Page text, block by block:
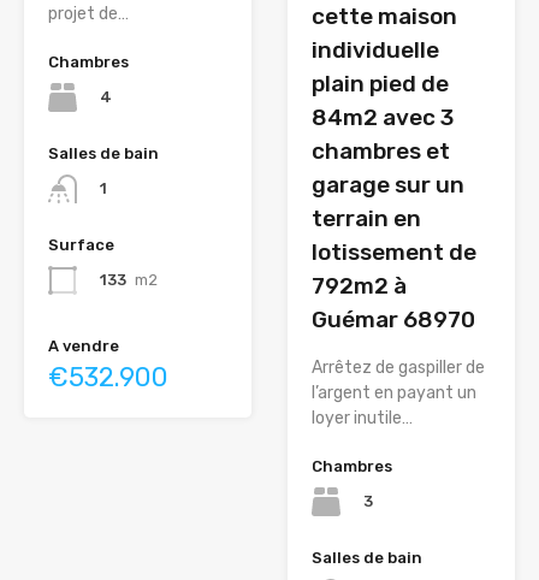
projet de…
Chambres
4
Salles de bain
1
Surface
133 m2
A vendre
€532.900
cette maison
individuelle
plain pied de
84m2 avec 3
chambres et
garage sur un
terrain en
lotissement de
792m2 à
Guémar 68970
Arrêtez de gaspiller de
l’argent en payant un
loyer inutile…
Chambres
3
Salles de bain